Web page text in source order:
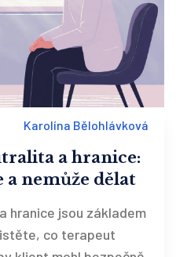
Karolína Bělohlávková
a hranice:
a nemůže dělat
hranice jsou základem
co terapeut